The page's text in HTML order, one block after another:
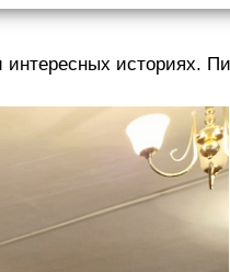
историях.